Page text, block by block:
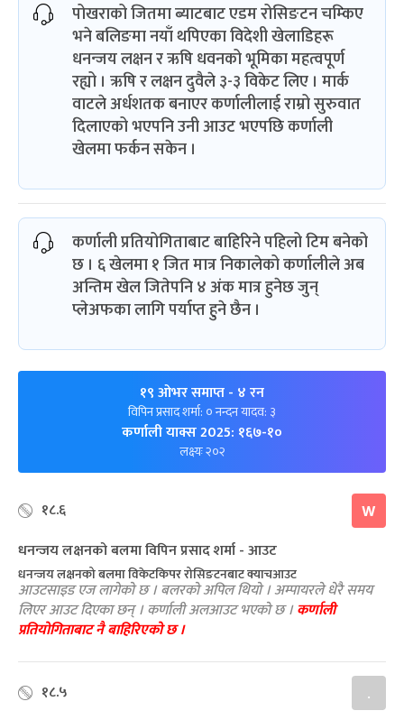
पोखराको जितमा ब्याटबाट एडम रोसिङटन चम्किए
भने बलिङमा नयाँ थपिएका विदेशी खेलाडिहरू
धनन्जय लक्षन र ऋषि धवनको भूमिका महत्वपूर्ण
रह्यो । ऋषि र लक्षन दुवैले ३-३ विकेट लिए । मार्क
वाटले अर्धशतक बनाएर कर्णालीलाई राम्रो सुरुवात
दिलाएको भएपनि उनी आउट भएपछि कर्णाली
खेलमा फर्कन सकेन ।
कर्णाली प्रतियोगिताबाट बाहिरिने पहिलो टिम बनेको
छ । ६ खेलमा १ जित मात्र निकालेको कर्णालीले अब
अन्तिम खेल जितेपनि ४ अंक मात्र हुनेछ जुन्
प्लेअफका लागि पर्याप्त हुने छैन ।
१९ ओभर समाप्त- ४ रन
विपिन प्रसाद शर्मा: ० नन्दन यादव: ३
कर्णाली याक्स 2025: १६७-१०
लक्ष्यः २०२
१८.६ W
धनन्जय लक्षनको बलमा विपिन प्रसाद शर्मा - आउट
धनन्जय लक्षनको बलमा विकेटकिपर रोसिङटनबाट क्याचआउट
आउटसाइड एज लागेको छ । बलरको अपिल थियो । अम्पायरले धेरै समय
लिएर आउट दिएका छन् । कर्णाली अलआउट भएको छ ।कर्णाली
प्रतियोगिताबाट नै बाहिरिएको छ ।
१८.५ .